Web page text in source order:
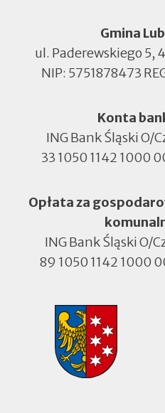
Gmina
ul. Paderewskiego
NIP: 5751878473
Konta
ING Bank Śląski O/
33 1050 1142 1000
Opłata za
ING Bank Śląski O/
89 1050 1142 1000